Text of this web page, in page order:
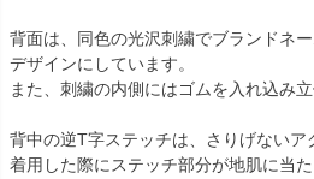
背面は、同色の光沢刺繍でブランドネ
デザインにしています。
また、刺繍の内側にはゴムを入れ込み
背中の逆T字ステッチは、さりげないア
着用した際にステッチ部分が地肌に当